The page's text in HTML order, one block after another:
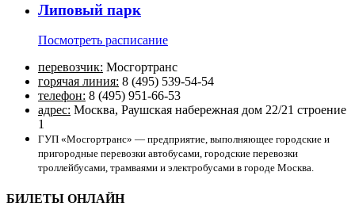
Липовый парк
Посмотреть расписание
перевозчик: Мосгортранс
горячая линия: 8 (495) 539-54-54
телефон: 8 (495) 951-66-53
адрес: Москва, Раушская набережная дом 22/21 строение
1
ГУП «Мосгортранс» — предприятие, выполняющее городские и
пригородные перевозки автобусами, городские перевозки
троллейбусами, трамваями и электробусами в городе Москва.
БИЛЕТЫ ОНЛАЙН